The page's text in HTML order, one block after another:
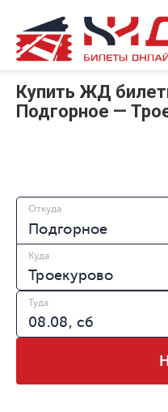
Купить ЖД
Подгорное —
Откуда
Куда
Туда